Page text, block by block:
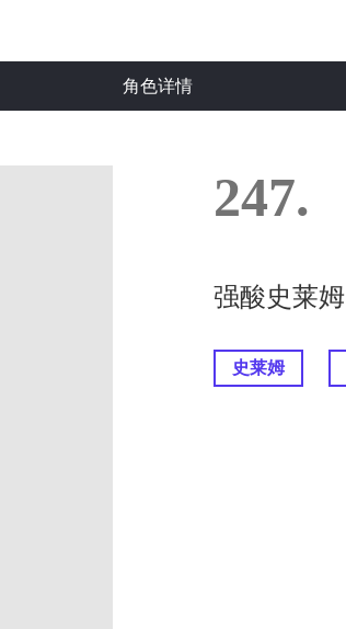
角色详情
247.
强酸史莱姆
史莱姆